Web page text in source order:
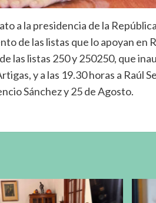
a la presidencia de la
de las listas que lo apoyan en
las listas 250 y 250250, que
y a las 19.30 horas a Raúl
Sánchez y 25 de Agosto.